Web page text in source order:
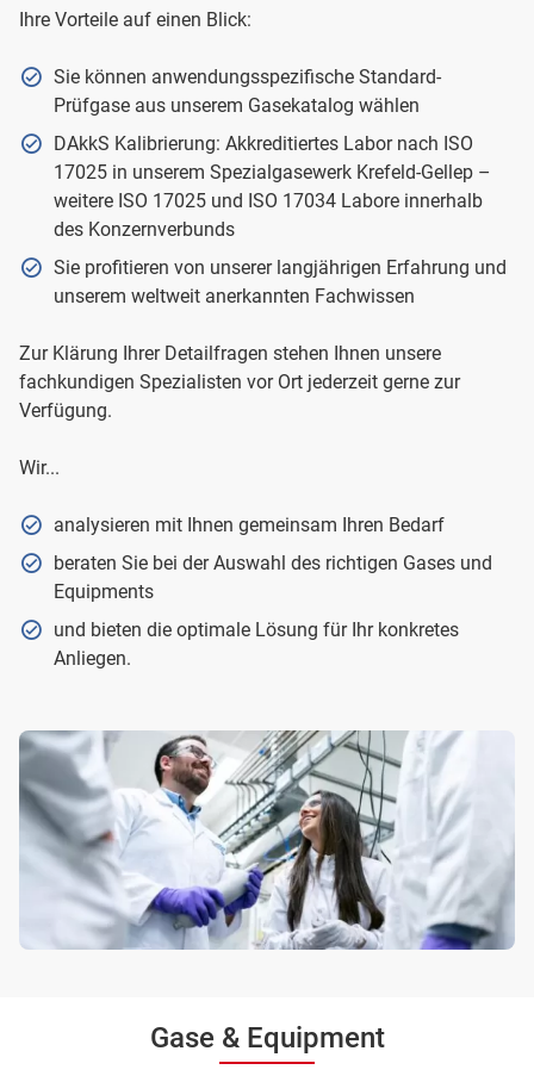
Ihre Vorteile auf einen Blick:
Sie können anwendungsspezifische Standard-
Prüfgase aus unserem Gasekatalog wählen
DAkkS Kalibrierung: Akkreditiertes Labor nach ISO
17025 in unserem Spezialgasewerk Krefeld-Gellep –
weitere ISO 17025 und ISO 17034 Labore innerhalb
des Konzernverbunds
Sie profitieren von unserer langjährigen Erfahrung und
unserem weltweit anerkannten Fachwissen
Zur Klärung Ihrer Detailfragen stehen Ihnen unsere
fachkundigen Spezialisten vor Ort jederzeit gerne zur
Verfügung.
Wir...
analysieren mit Ihnen gemeinsam Ihren Bedarf
beraten Sie bei der Auswahl des richtigen Gases und
Equipments
und bieten die optimale Lösung für Ihr konkretes
Anliegen.
Gase & Equipment